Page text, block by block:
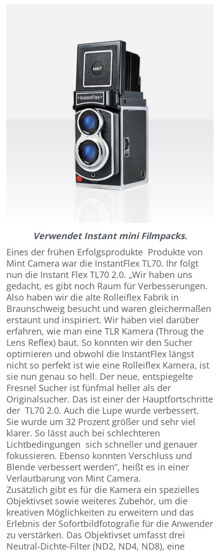
Verwendet Instant mini Filmpacks.
Eines der frühen Erfolgsprodukte Produkte von
Mint Camera war die InstantFlex TL70. Ihr folgt
nun die Instant Flex TL70 2.0. „Wir haben uns
gedacht, es gibt noch Raum für Verbesserungen.
Also haben wir die alte Rolleiflex Fabrik in
Braunschweig besucht und waren gleichermaßen
erstaunt und inspiriert. Wir haben viel darüber
erfahren, wie man eine TLR Kamera (Throug the
Lens Reflex) baut. So konnten wir den Sucher
optimieren und obwohl die InstantFlex längst
nicht so perfekt ist wie eine Rolleiflex Kamera, ist
sie nun genau so hell. Der neue, entspiegelte
Fresnel Sucher ist fünfmal heller als der
Originalsucher. Das ist einer der Hauptfortschritte
der TL70 2.0. Auch die Lupe wurde verbessert.
Sie wurde um 32 Prozent größer und sehr viel
klarer. So lässt auch bei schlechteren
Lichtbedingungen sich schneller und genauer
fokussieren. Ebenso konnten Verschluss und
Blende verbessert werden“, heißt es in einer
Verlautbarung von Mint Camera.
Zusätzlich gibt es für die Kamera ein spezielles
Objektivset sowie weiteres Zubehör, um die
kreativen Möglichkeiten zu erweitern und das
Erlebnis der Sofortbildfotografie für die Anwender
zu verstärken. Das Objektivset umfasst drei
Neutral-Dichte-Filter (ND2, ND4, ND8), eine